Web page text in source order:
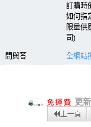
訂購時
如何指
限量供
司)
問與答 全網站
更
上一頁